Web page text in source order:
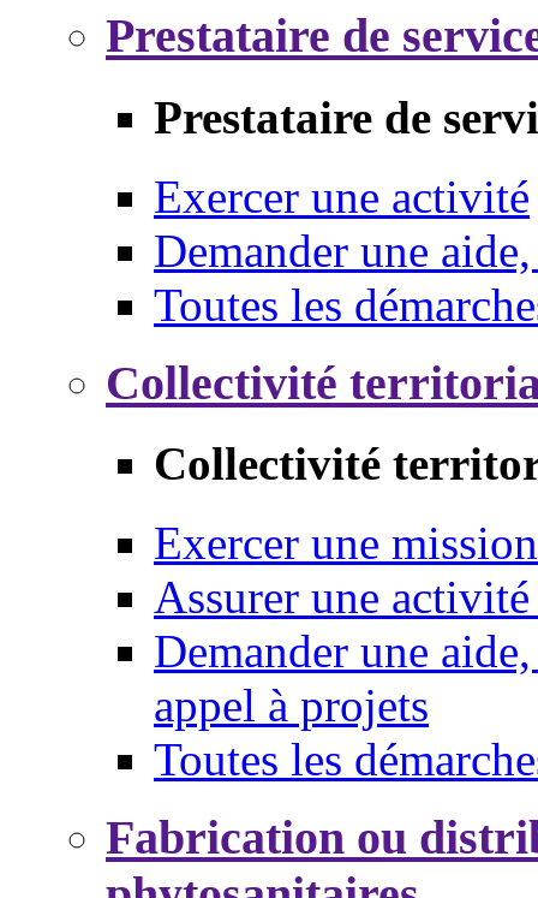
Prestataire de
Prestataire de
Exercer une activité
Demander une
Toutes les
Collectivité
Collectivité
Exercer une mission
Assurer une
Demander une
appel à projets
Toutes les
Fabrication ou